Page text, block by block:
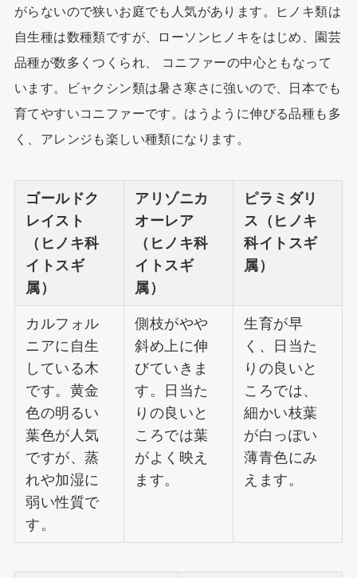
がらないので狭いお庭でも人気があります。ヒノキ類は
自生種は数種類ですが、ローソンヒノキをはじめ、園芸
品種が数多くつくられ、 コニファーの中心ともなって
います。ビャクシン類は暑さ寒さに強いので、日本でも
育てやすいコニファーです。はうように伸びる品種も多
く、アレンジも楽しい種類になります。
ゴールドク
レイスト
（ヒノキ科
イトスギ
属）
アリゾニカ
オーレア
（ヒノキ科
イトスギ
属）
ピラミダリ
ス（ヒノキ
科イトスギ
属）
カルフォル
ニアに自生
している木
です。黄金
色の明るい
葉色が人気
ですが、蒸
れや加湿に
弱い性質で
す。
側枝がやや
斜め上に伸
びていきま
す。日当た
りの良いと
ころでは葉
がよく映え
ます。
生育が早
く、日当た
りの良いと
ころでは、
細かい枝葉
が白っぽい
薄青色にみ
えます。